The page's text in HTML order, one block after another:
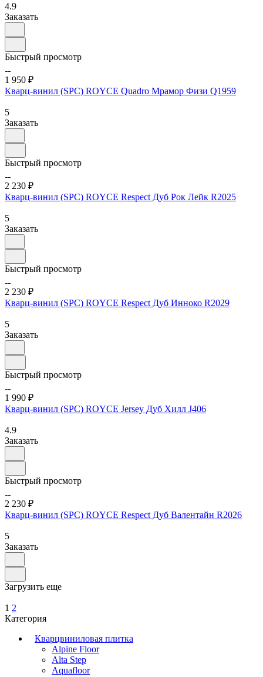
4.9
Заказать
Быстрый просмотр
1 950 ₽
Кварц-винил (SPC) ROYCE Quadro Мрамор Физи Q1959
5
Заказать
Быстрый просмотр
2 230 ₽
Кварц-винил (SPC) ROYCE Respect Дуб Рок Лейк R2025
5
Заказать
Быстрый просмотр
2 230 ₽
Кварц-винил (SPC) ROYCE Respect Дуб Инноко R2029
5
Заказать
Быстрый просмотр
1 990 ₽
Кварц-винил (SPC) ROYCE Jersey Дуб Хилл J406
4.9
Заказать
Быстрый просмотр
2 230 ₽
Кварц-винил (SPC) ROYCE Respect Дуб Валентайн R2026
5
Заказать
Загрузить еще
1 2
Категория
Кварцвиниловая плитка
Alpine Floor
Alta Step
Aquafloor